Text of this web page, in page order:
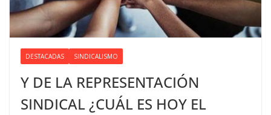
DESTACADAS SINDICALISMO
Y DE LA REPRESENTACIÓN
SINDICAL ¿CUÁL ES HOY EL